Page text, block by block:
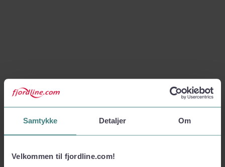
Samtykke Detaljer Om
Velkommen til fjordline.com!